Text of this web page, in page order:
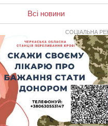
П'ЯТНИЦЯ
врятували рідкісного
близько 20 млн грн на
до кінця року
суд припинив право оренди
переданих іноземцем
з Черкас і дві педагогині з
Global Teacher Prize
сапи та нові знайомства:
Всі новини
СОЦІАЛЬНА